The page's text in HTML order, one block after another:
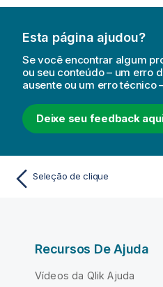
Esta página ajudou?
Se você encontrar algum
ou seu conteúdo – um erro
ausente ou um erro técnico
Deixe seu feedback
Seleção de clique
Recursos De Ajuda
Vídeos da Qlik Ajuda